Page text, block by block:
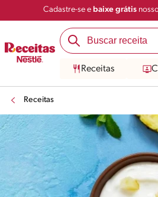
Cadastre-se e baixe grátis
Receitas
Receitas
Salvar